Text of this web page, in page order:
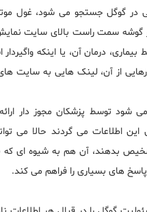
در گوگل جستجو می شود، غول
در گوشه سمت راست بالای سایت
بیماری، درمان آن، یا اینکه
از آن، لینک هایی به سایت
شود توسط پزشکان مجوز دار
این اطلاعات می گردند حالا می
بدهند، آن هم به شیوه ای که
های بسیاری را فراهم می کند.